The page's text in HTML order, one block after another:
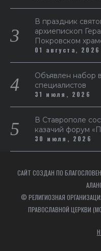
В праздник
архиепископ
Покровском
01 августа, 2026
Объявлен набор
специалистов
31 июля, 2026
В Ставрополе
казачий форум
30 июля, 2026
САЙТ СОЗДАН ПО
© РЕЛИГИОЗНАЯ
ПРАВОСЛАВНОЙ ЦЕРКВИ